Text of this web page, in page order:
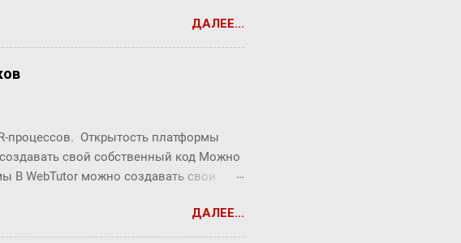
ДАЛЕЕ...
процессов. Открытость платформы
свой собственный код Можно
В WebTutor можно создавать свои
поддержку вендора. В системе
(интерфейсы) HR-портала Библиотеки
ДАЛЕЕ...